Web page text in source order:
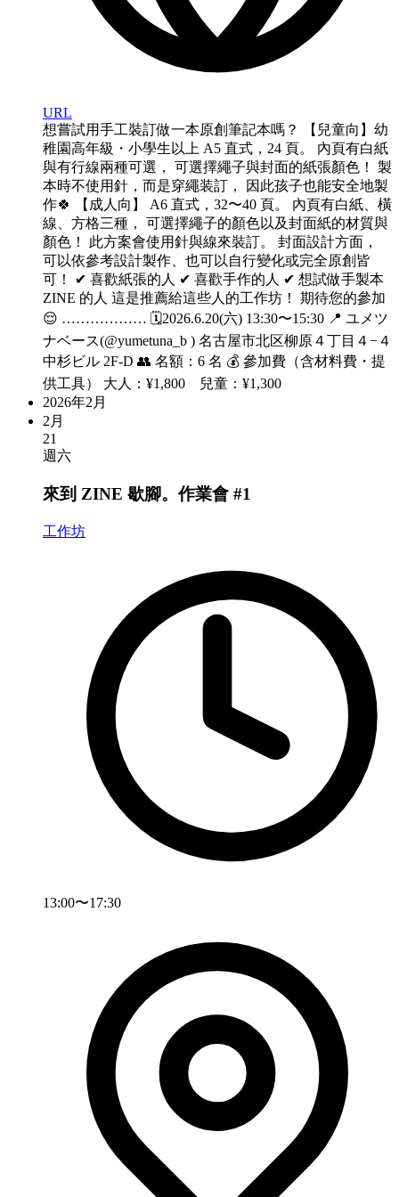
URL
想嘗試用手工裝訂做一本原創筆記本嗎？ 【兒童向】幼
稚園高年級・小學生以上 A5 直式，24 頁。 內頁有白紙
與有行線兩種可選， 可選擇繩子與封面的紙張顏色！ 製
本時不使用針，而是穿繩装訂， 因此孩子也能安全地製
作🍀 【成人向】 A6 直式，32〜40 頁。 內頁有白紙、橫
線、方格三種， 可選擇繩子的顏色以及封面紙的材質與
顏色！ 此方案會使用針與線來裝訂。 封面設計方面，
可以依參考設計製作、也可以自行變化或完全原創皆
可！ ✔︎ 喜歡紙張的人 ✔︎ 喜歡手作的人 ✔︎ 想試做手製本
ZINE 的人 這是推薦給這些人的工作坊！ 期待您的參加
😌 ……………… 🗓️2026.6.20(六) 13:30〜15:30 📍 ユメツ
ナベース(@yumetuna_b ) 名古屋市北区柳原４丁目４−４
中杉ビル 2F-D 👥 名額：6 名 💰 參加費（含材料費・提
供工具） 大人：¥1,800 兒童：¥1,300
2026年2月
2月
21
週六
來到 ZINE 歇腳。作業會 #1
工作坊
13:00〜17:30